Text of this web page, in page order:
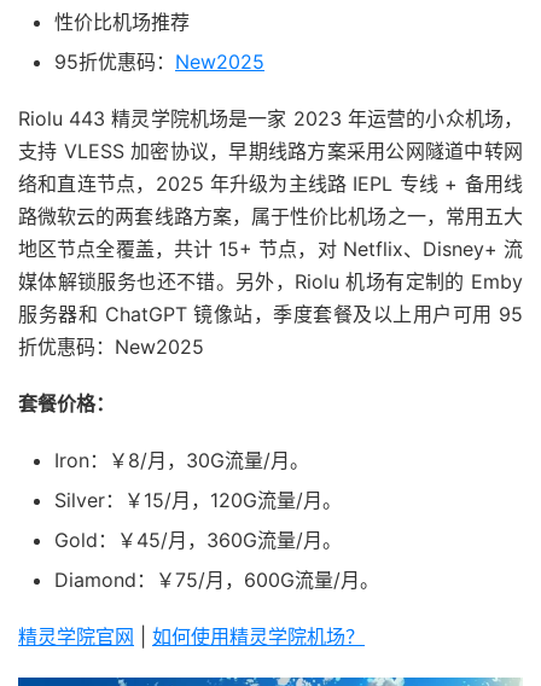
性价比机场推荐
95折优惠码： New2025
Riolu 443 精灵学院机场是一家 2023 年运营的小众机场，
支持 VLESS 加密协议，早期线路方案采用公网隧道中转网
络和直连节点，2025 年升级为主线路 IEPL 专线 + 备用线
路微软云的两套线路方案，属于性价比机场之一，常用五大
地区节点全覆盖，共计 15+ 节点，对 Netflix、Disney+ 流
媒体解锁服务也还不错。另外，Riolu 机场有定制的 Emby
服务器和 ChatGPT 镜像站，季度套餐及以上用户可用 95
折优惠码：New2025
套餐价格：
Iron：￥8/月，30G流量/月。
Silver：￥15/月，120G流量/月。
Gold：￥45/月，360G流量/月。
Diamond：￥75/月，600G流量/月。
精灵学院官网 如何使用精灵学院机场？